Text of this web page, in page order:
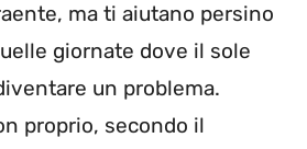
ma ti aiutano persino
giornate dove il sole
un problema.
proprio, secondo il